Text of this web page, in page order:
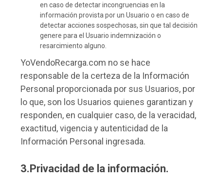
en caso de detectar incongruencias en la
información provista por un Usuario o en caso de
detectar acciones sospechosas, sin que tal decisión
genere para el Usuario indemnización o
resarcimiento alguno.
YoVendoRecarga.com no se hace
responsable de la certeza de la Información
Personal proporcionada por sus Usuarios, por
lo que, son los Usuarios quienes garantizan y
responden, en cualquier caso, de la veracidad,
exactitud, vigencia y autenticidad de la
Información Personal ingresada.
3.Privacidad de la información.